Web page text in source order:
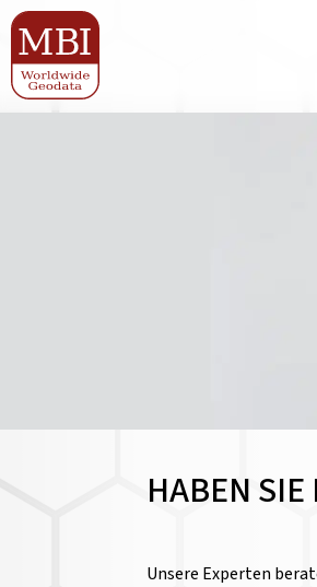
HABEN
Unsere Experten